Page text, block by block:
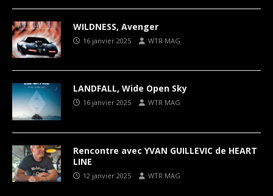
WILDNESS, Avenger
16 janvier 2025 WTR MAG
LANDFALL, Wide Open Sky
16 janvier 2025 WTR MAG
Rencontre avec YVAN GUILLEVIC de HEART
LINE
12 janvier 2025 WTR MAG